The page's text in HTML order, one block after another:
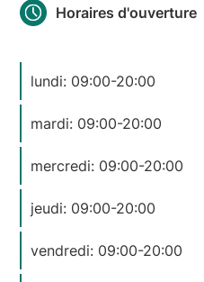
Horaires d'ouverture
lundi: 09:00-20:00
mardi: 09:00-20:00
mercredi: 09:00-20:00
jeudi: 09:00-20:00
vendredi: 09:00-20:00